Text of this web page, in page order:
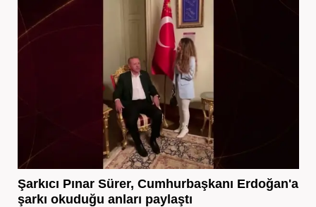
Şarkıcı Pınar Sürer, Cumhurbaşkanı Erdoğan'a
şarkı okuduğu anları paylaştı